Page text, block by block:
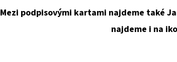
Mezi podpisovými kartami najdeme také
najdeme i na